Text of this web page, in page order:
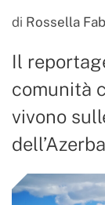
di Rossella
Il
comunità
vivono